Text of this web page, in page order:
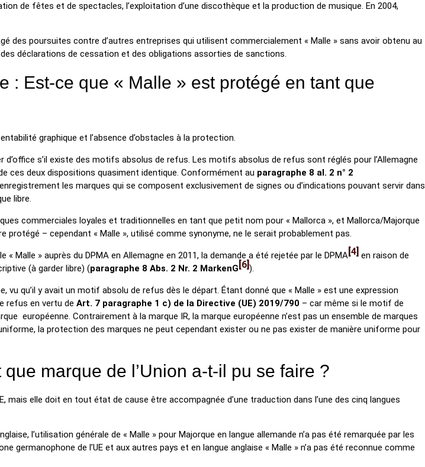
de fêtes et de spectacles, l’exploitation d’une discothèque et la production de musique. En 2004,
des poursuites contre d’autres entreprises qui utilisent commercialement « Malle » sans avoir obtenu au
déclarations de cessation et des obligations assorties de sanctions.
: Est-ce que « Malle » est protégé en tant que
graphique et l’absence d’obstacles à la protection.
s’il existe des motifs absolus de refus. Les motifs absolus de refus sont réglés pour l’Allemagne
ces deux dispositions quasiment identique. Conformément au paragraphe 8 al. 2 n° 2
les marques qui se composent exclusivement de signes ou d’indications pouvant servir dans
libre.
commerciales loyales et traditionnelles en tant que petit nom pour « Mallorca », et Mallorca/Majorque
– cependant « Malle », utilisé comme synonyme, ne le serait probablement pas.
Malle » auprès du DPMA en Allemagne en 2011, la demande a été rejetée par le DPMA 4 en raison de
(à garder libre) (paragraphe 8 Abs. 2 Nr. 2 MarkenG 6 ).
vu qu’il y avait un motif absolu de refus dès le départ. Étant donné que « Malle » est une expression
refus en vertu de Art. 7 paragraphe 1 c) de la Directive (UE) 2019/790 – car même si le motif de
européenne. Contrairement à la marque IR, la marque européenne n’est pas un ensemble de marques
la protection des marques ne peut cependant exister ou ne pas exister de manière uniforme pour
marque de l’Union a-t-il pu se faire ?
mais elle doit en tout état de cause être accompagnée d’une traduction dans l’une des cinq langues
l’utilisation générale de « Malle » pour Majorque en langue allemande n’a pas été remarquée par les
germanophone de l’UE et aux autres pays et en langue anglaise « Malle » n’a pas été reconnue comme